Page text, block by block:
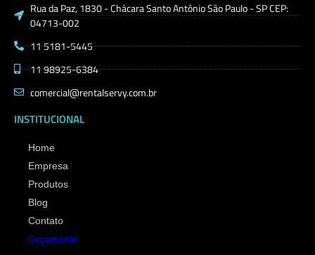
Rua da Paz, 1830 - Chácara Santo Antônio São Paulo - SP CEP:
04713-002
11 5181-5445
11 98925-6384
comercial@rentalservy.com.br
INSTITUCIONAL
Home
Empresa
Produtos
Blog
Contato
Orçamento